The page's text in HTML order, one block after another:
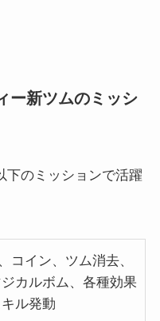
ー新ツムのミッシ
下のミッションで活躍
コイン、ツム消去、
カルボム、各種効果
ル発動